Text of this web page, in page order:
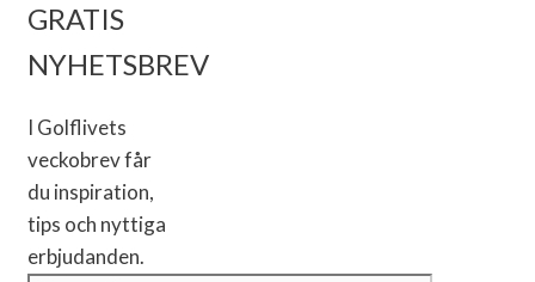
GRATIS
NYHETSBREV
I Golflivets
veckobrev får
du inspiration,
tips och nyttiga
erbjudanden.